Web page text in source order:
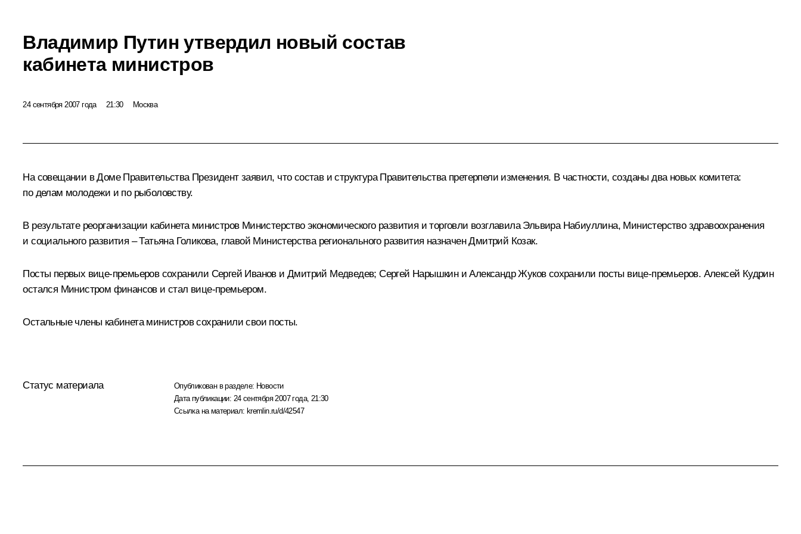
Владимир Путин утвердил новый состав
кабинета министров
24 сентября 2007 года 21:30 Москва
На совещании в Доме Правительства Президент заявил, что состав и структура Правительства претерпели изменения. В частности, созданы два новых комитета:
по делам молодежи и по рыболовству.
В результате реорганизации кабинета министров Министерство экономического развития и торговли возглавила Эльвира Набиуллина, Министерство здравоохранения
и социального развития – Татьяна Голикова, главой Министерства регионального развития назначен Дмитрий Козак.
Посты первых вице-премьеров сохранили Сергей Иванов и Дмитрий Медведев; Сергей Нарышкин и Александр Жуков сохранили посты вице-премьеров. Алексей Кудрин
остался Министром финансов и стал вице-премьером.
Остальные члены кабинета министров сохранили свои посты.
Статус материала Опубликован в разделе: Новости
Дата публикации: 24 сентября 2007 года, 21:30
Ссылка на материал: kremlin.ru/d/42547